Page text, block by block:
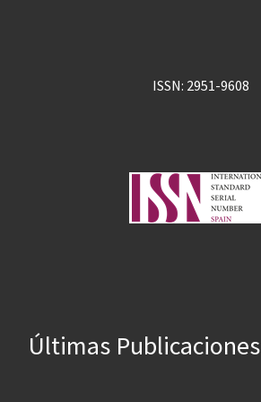
ISSN: 2951-9608
Últimas Publicaciones